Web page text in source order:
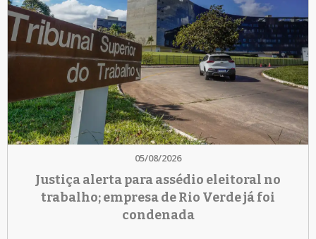
05/08/2026
Justiça alerta para assédio eleitoral no
trabalho; empresa de Rio Verde já foi
condenada